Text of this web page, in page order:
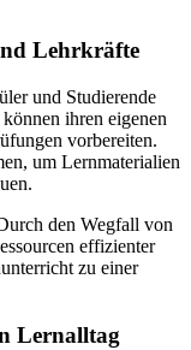
Lehrkräfte
und Studierende
ihren eigenen
vorbereiten.
um Lernmaterialien
den Wegfall von
effizienter
zu einer
Lernalltag